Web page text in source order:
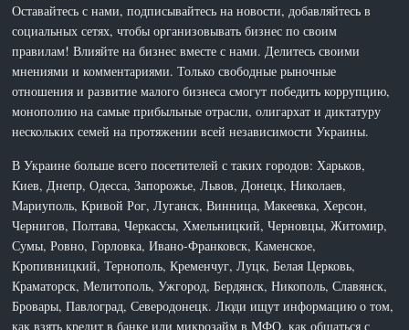
Оставайтесь с нами, подписывайтесь на новости, добавляйтесь в
социальных сетях, чтобы организовывать бизнес по своим
правилам! Влияйте на бизнес вместе с нами. Делитесь своими
мнениями и комментариями. Только свободные рыночные
отношения и развитие малого бизнеса смогут победить коррупцию,
монополию на самые прибыльные отрасли, олигархат и диктатуру
нескольких семей на протяжении всей независимости Украины.
В Украине больше всего посетителей с таких городов: Харьков,
Киев, Днепр, Одесса, Запорожье, Львов, Донецк, Николаев,
Мариуполь, Кривой Рог, Луганск, Винница, Макеевка, Херсон,
Чернигов, Полтава, Черкассы, Хмельницкий, Черновцы, Житомир,
Сумы, Ровно, Горловка, Ивано-Франковск, Каменское,
Кропивницкий, Тернополь, Кременчуг, Луцк, Белая Церковь,
Краматорск, Мелитополь, Ужгород, Бердянск, Никополь, Славянск,
Бровары, Павлоград, Северодонецк. Люди ищут информацию о том,
как взять кредит в банке или микрозайм в МФО, как общаться с